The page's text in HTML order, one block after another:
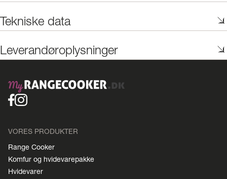
Tekniske data
Leverandøroplysninger
VORES PRODUKTER
Range Cooker
Komfur og hvidevarepakke
Hvidevarer